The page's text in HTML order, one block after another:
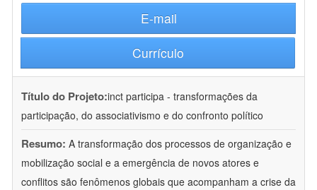
E-mail
Currículo
Título do Projeto:inct participa - transformações da
participação, do associativismo e do confronto político
Resumo: A transformação dos processos de organização e
mobilização social e a emergência de novos atores e
conflitos são fenômenos globais que acompanham a crise da